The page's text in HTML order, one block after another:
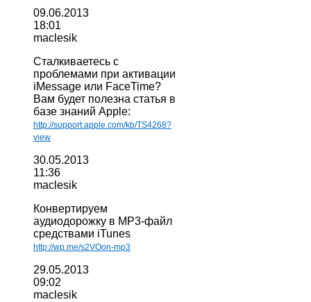
09.06.2013
18:01
maclesik
Сталкиваетесь с
проблемами при активации
iMessage или FaceTime?
Вам будет полезна статья в
базе знаний Apple:
http://support.apple.com/kb/TS4268?
view
30.05.2013
11:36
maclesik
Конвертируем
аудиодорожку в MP3-файл
средствами iTunes
http://wp.me/s2VOon-mp3
29.05.2013
09:02
maclesik